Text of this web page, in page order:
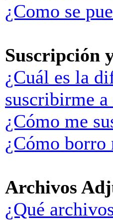
¿Como se
Suscripción
¿Cuál es la
suscribirme a
¿Cómo me
¿Cómo borro
Archivos
¿Qué